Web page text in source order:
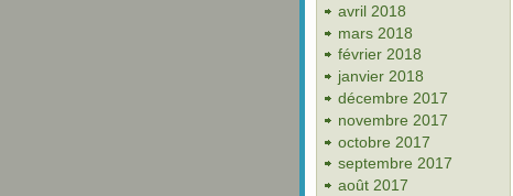
avril 2018
mars 2018
février 2018
janvier 2018
décembre 2017
novembre 2017
octobre 2017
septembre 2017
août 2017